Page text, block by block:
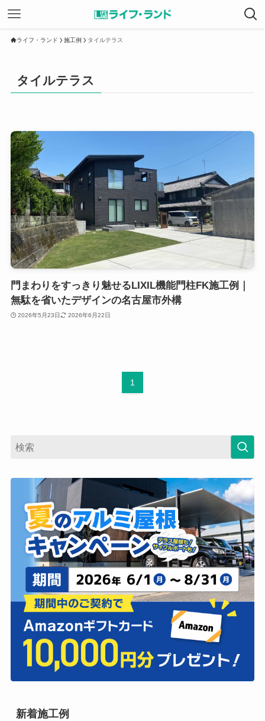
ライフ・ランド 施工例 タイルテラス
タイルテラス
門まわりをすっきり魅せるLIXIL機能門柱FK施工例｜
無駄を省いたデザインの名古屋市外構
2026年5月23日 2026年6月22日
1
新着施工例